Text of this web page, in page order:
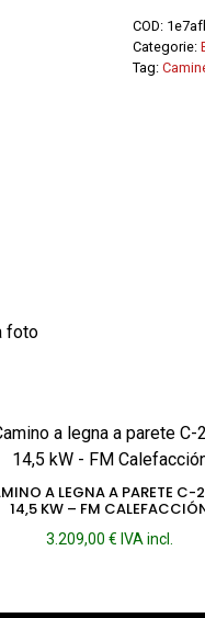
Bellido
quantità
COD:
Categorie:
Tag:
foto
A LEGNA A PARETE
14,5 KW – FM
3.209,00€ IVA incl.